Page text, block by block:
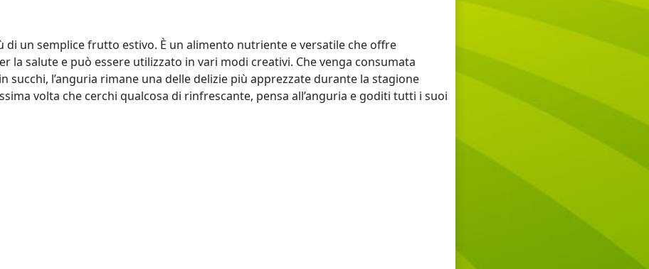
di un semplice frutto estivo. È un alimento nutriente e versatile che offre
la salute e può essere utilizzato in vari modi creativi. Che venga consumata
succhi, l’anguria rimane una delle delizie più apprezzate durante la stagione
volta che cerchi qualcosa di rinfrescante, pensa all’anguria e goditi tutti i suoi